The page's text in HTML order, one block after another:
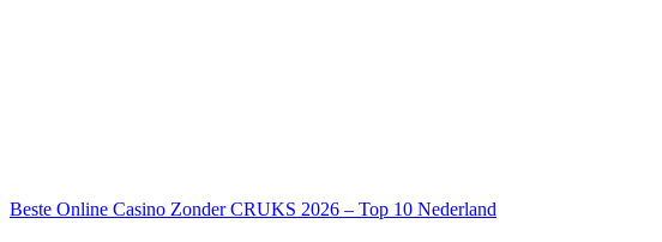
Beste Online Casino Zonder CRUKS 2026 – Top 10 Nederland